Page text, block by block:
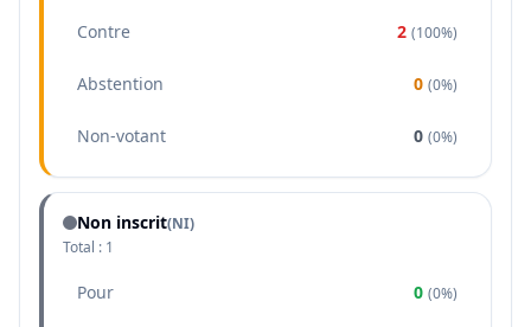
Contre 2 (100%)
Abstention 0 (0%)
Non-votant 0 (0%)
Non inscrit(NI)
Total : 1
Pour 0 (0%)